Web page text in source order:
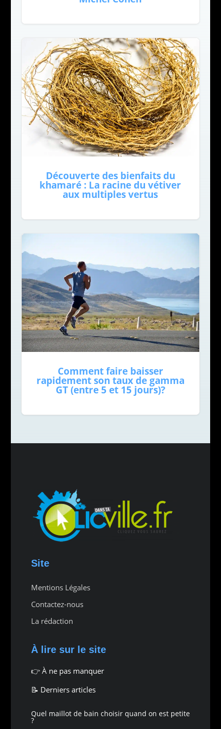
Découverte des bienfaits du
khamaré : La racine du vétiver
aux multiples vertus
Comment faire baisser
rapidement son taux de gamma
GT (entre 5 et 15 jours)?
Site
Mentions Légales
Contactez-nous
La rédaction
À lire sur le site
👉 À ne pas manquer
📝 Derniers articles
Quel maillot de bain choisir quand on est petite
?